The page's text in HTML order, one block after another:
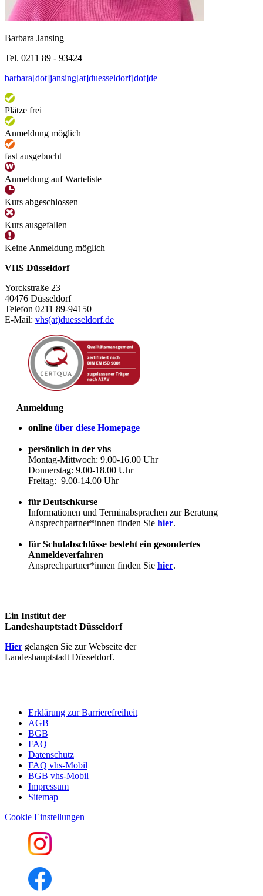
Barbara Jansing
Tel. 0211 89 - 93424
barbara[dot]jansing[at]duesseldorf[dot]de
Plätze frei
Anmeldung möglich
fast ausgebucht
Anmeldung auf Warteliste
Kurs abgeschlossen
Kurs ausgefallen
Keine Anmeldung möglich
VHS Düsseldorf
Yorckstraße 23
40476 Düsseldorf
Telefon 0211 89-94150
E-Mail: vhs(at)duesseldorf.de
Anmeldung
online über diese Homepage
persönlich in der vhs
Montag-Mittwoch: 9.00-16.00 Uhr
Donnerstag: 9.00-18.00 Uhr
Freitag: 9.00-14.00 Uhr
für Deutschkurse
Informationen und Terminabsprachen zur Beratung
Ansprechpartner*innen finden Sie hier.
für Schulabschlüsse besteht ein gesondertes
Anmeldeverfahren
Ansprechpartner*innen finden Sie hier.
Ein Institut der
Landeshauptstadt Düsseldorf
Hier gelangen Sie zur Webseite der
Landeshauptstadt Düsseldorf.
Erklärung zur Barrierefreiheit
AGB
BGB
FAQ
Datenschutz
FAQ vhs-Mobil
BGB vhs-Mobil
Impressum
Sitemap
Cookie Einstellungen